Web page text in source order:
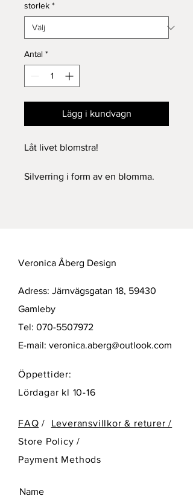
storlek *
Antal *
Lägg i kundvagn
Låt livet blomstra!
Silverring i form av en blomma.
Veronica Åberg Design
Adress: Järnvägsgatan 18, 59430
Gamleby
Tel: 070-5507972
E-mail: veronica.aberg@outlook.com
Öppettider:
Lördagar kl 10-16
FAQ / Leveransvillkor & returer /
Store Policy/
Payment Methods